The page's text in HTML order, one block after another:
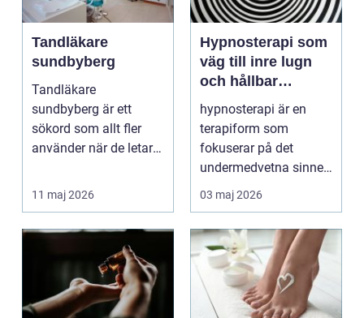
Tandläkare
sundbyberg
Tandläkare
sundbyberg är ett
sökord som allt fler
använder när de letar
tillgänglig ...
11 maj 2026
Hypnosterapi som
väg till inre lugn
och hållbar
förändring
hypnosterapi är en
terapiform som
fokuserar på det
undermedvetna sinnet
för att skapa djup och
hållb...
03 maj 2026